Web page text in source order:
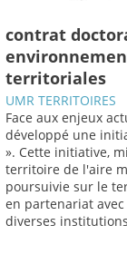
contrat
territoriales
UMR TERRITOIRES
Face aux enjeux
développé une
». Cette initiative,
territoire de l'aire
poursuivie sur le
en partenariat avec
diverses